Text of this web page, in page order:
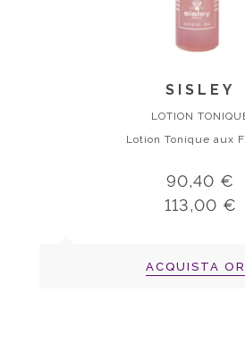
SISLEY
LOTION
Lotion Tonique aux
90,40 €
113,00 €
ACQUISTA